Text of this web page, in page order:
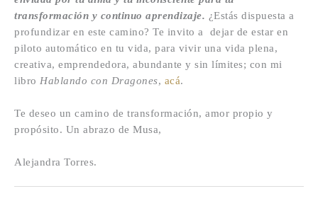
transformación y continuo aprendizaje. ¿Estás dispuesta a
profundizar en este camino? Te invito a dejar de estar en
piloto automático en tu vida, para vivir una vida plena,
creativa, emprendedora, abundante y sin límites; con mi
libro Hablando con Dragones, acá.
Te deseo un camino de transformación, amor propio y
propósito. Un abrazo de Musa,
Alejandra Torres.